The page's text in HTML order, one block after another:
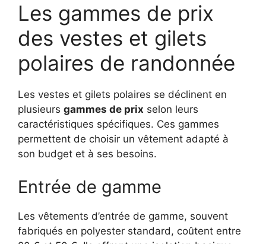
Les gammes de prix
des vestes et gilets
polaires de randonnée
Les vestes et gilets polaires se déclinent en
plusieurs gammes de prix selon leurs
caractéristiques spécifiques. Ces gammes
permettent de choisir un vêtement adapté à
son budget et à ses besoins.
Entrée de gamme
Les vêtements d’entrée de gamme, souvent
fabriqués en polyester standard, coûtent entre